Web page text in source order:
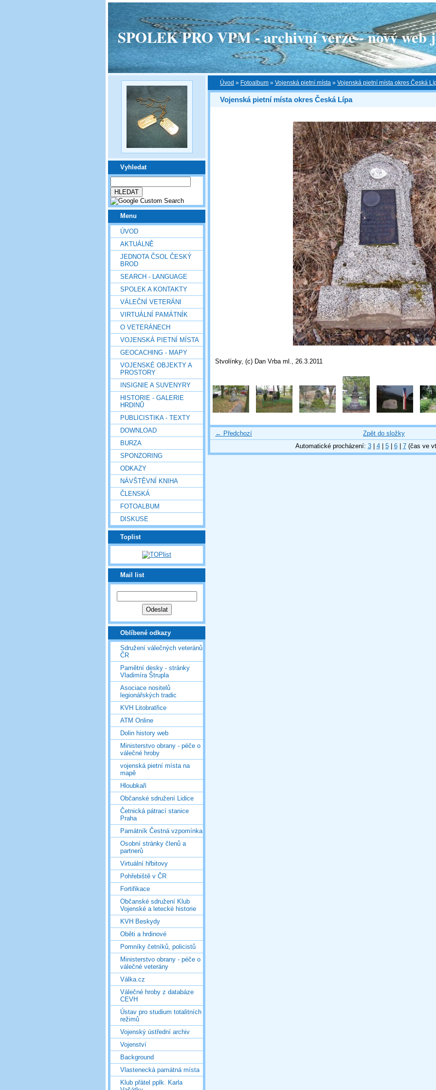
SPOLEK PRO VPM - archivní verze - nový web
Vyhledat
Menu
ÚVOD
AKTUÁLNĚ
JEDNOTA ČSOL ČESKÝ
BROD
SEARCH - LANGUAGE
SPOLEK A KONTAKTY
VÁLEČNÍ VETERÁNI
VIRTUÁLNÍ PAMÁTNÍK
O VETERÁNECH
VOJENSKÁ PIETNÍ MÍSTA
GEOCACHING - MAPY
VOJENSKÉ OBJEKTY A
PROSTORY
INSIGNIE A SUVENYRY
HISTORIE - GALERIE
HRDINŮ
PUBLICISTIKA - TEXTY
DOWNLOAD
BURZA
SPONZORING
ODKAZY
NÁVŠTĚVNÍ KNIHA
ČLENSKÁ
FOTOALBUM
DISKUSE
Toplist
Mail list
Oblíbené odkazy
Sdružení válečných veteránů
ČR
Pamětní desky - stránky
Vladimíra Štrupla
Asociace nositelů
legionářských tradic
KVH Litobratřice
ATM Online
Dolin history web
Ministerstvo obrany - péče o
válečné hroby
vojenská pietní místa na
mapě
Hloubkaři
Občanské sdružení Lidice
Četnická pátrací stanice
Praha
Památník Čestná vzpomínka
Osobní stránky členů a
partnerů
Virtuální hřbitovy
Pohřebiště v ČR
Fortifikace
Občanské sdružení Klub
Vojenské a letecké historie
KVH Beskydy
Oběti a hrdinové
Pomníky četníků, policistů
Ministerstvo obrany - péče o
válečné veterány
Válka.cz
Válečné hroby z databáze
CEVH
Ústav pro studium totalitních
režimů
Vojenský ústřední archiv
Vojenství
Background
Vlastenecká památná místa
Klub přátel pplk. Karla
Úvod » Fotoalbum » Vojenská pietní místa » Vojenská pietní místa okres Česká
Vojenská pietní místa okres Česká Lípa
Stvolínky, (c) Dan Vrba ml., 26.3.2011
← Předchozí
Zpět do složky
Automatické procházení: 3| 4| 5| 6| 7(čas ve